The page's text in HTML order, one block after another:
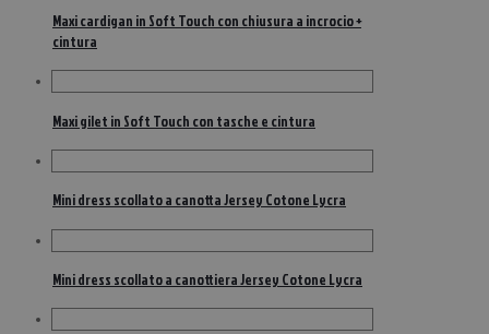
Maxi cardigan in Soft Touch con chiusura a incrocio +
cintura
Maxi gilet in Soft Touch con tasche e cintura
Mini dress scollato a canotta Jersey Cotone Lycra
Mini dress scollato a canottiera Jersey Cotone Lycra